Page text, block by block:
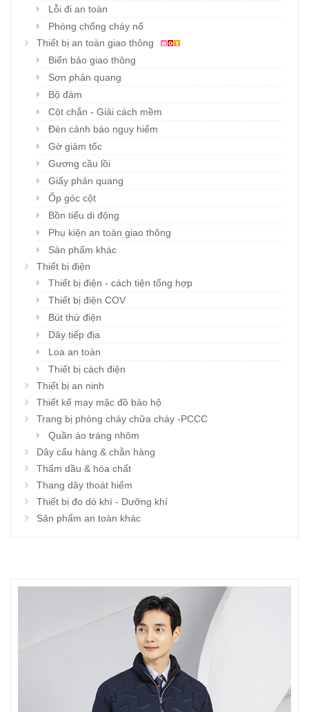
Lỗi đi an toàn
Phòng chống cháy nổ
Thiết bị an toàn giao thông
Biển báo giao thông
Sơn phản quang
Bộ đàm
Cột chắn - Giải cách mềm
Đèn cảnh báo nguy hiểm
Gờ giảm tốc
Gương cầu lồi
Giấy phản quang
Ốp góc cột
Bồn tiểu di động
Phụ kiện an toàn giao thông
Sản phẩm khác
Thiết bị điện
Thiết bị điện - cách tiện tổng hợp
Thiết bị điện COV
Bút thử điện
Dây tiếp địa
Loa an toàn
Thiết bị cách điện
Thiết bị an ninh
Thiết kế may mặc đồ bảo hộ
Trang bị phòng cháy chữa cháy -PCCC
Quần áo tráng nhôm
Dây cẩu hàng & chằn hàng
Thấm dầu & hóa chất
Thang dây thoát hiểm
Thiết bị đo dò khí - Dưỡng khí
Sản phẩm an toàn khác